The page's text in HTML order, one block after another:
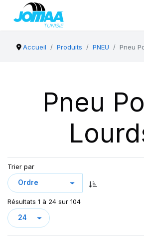
Accueil Produits PNEU Pneu
Pneu
Trier par
Résultats 1 à 24 sur 104